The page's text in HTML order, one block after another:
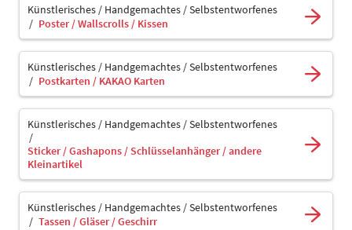
Künstlerisches / Handgemachtes / Selbstentworfenes
Poster / Wallscrolls / Kissen
Künstlerisches / Handgemachtes / Selbstentworfenes
Postkarten / KAKAO Karten
Künstlerisches / Handgemachtes / Selbstentworfenes
Sticker / Gashapons / Schlüsselanhänger / andere
Kleinartikel
Künstlerisches / Handgemachtes / Selbstentworfenes
Tassen / Gläser / Geschirr